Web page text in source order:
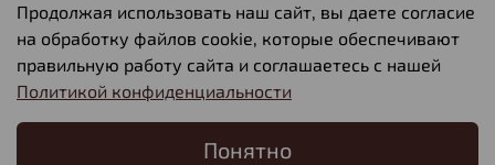
Клиентам
О компании
Продолжая использовать наш сайт, вы даете согласие
на обработку файлов cookie, которые обеспечивают
правильную работу сайта и соглашаетесь с нашей
Политикой конфиденциальности
Понятно